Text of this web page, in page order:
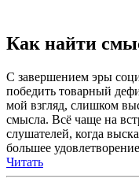
Как найти
С завершением эры
победить товарный
мой взгляд, слишком
смысла. Всё чаще на
слушателей, когда
большее
Читать